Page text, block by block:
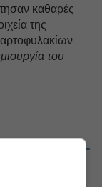
καθαρές
της
του